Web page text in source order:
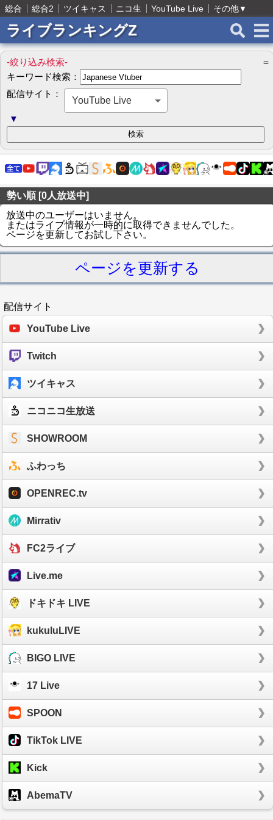
総合 総合2 ツイキャス ニコ生 YouTube Live その他▼
ライブランキングZ
-絞り込み検索-
＝
キーワード検索：
配信サイト：
YouTube Live
▼
勢い順 [0人放送中]
放送中のユーザーはいません。
またはライブ情報が一時的に取得できませんでした。
ページを更新してお試し下さい。
ページを更新する
配信サイト
YouTube Live
Twitch
ツイキャス
ニコニコ生放送
SHOWROOM
ふわっち
OPENREC.tv
Mirrativ
FC2ライブ
Live.me
ドキドキ LIVE
kukuluLIVE
BIGO LIVE
17 Live
SPOON
TikTok LIVE
Kick
AbemaTV